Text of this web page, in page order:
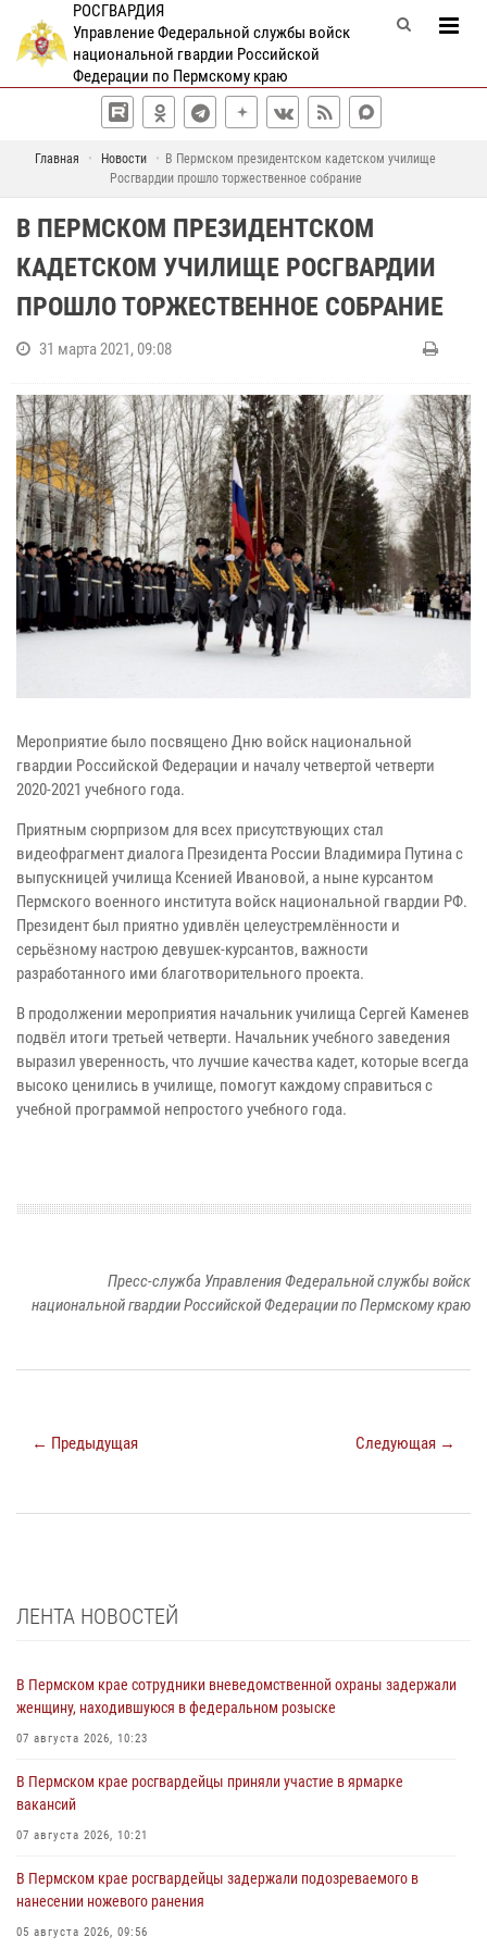
РОСГВАРДИЯ
Управление Федеральной службы войск
национальной гвардии Российской
Федерации по Пермскому краю
Главная Новости
В Пермском президентском кадетском училище
Росгвардии прошло торжественное собрание
В ПЕРМСКОМ ПРЕЗИДЕНТСКОМ
КАДЕТСКОМ УЧИЛИЩЕ РОСГВАРДИИ
ПРОШЛО ТОРЖЕСТВЕННОЕ СОБРАНИЕ
31 марта 2021, 09:08
Мероприятие было посвящено Дню войск национальной
гвардии Российской Федерации и началу четвертой четверти
2020-2021 учебного года.
Приятным сюрпризом для всех присутствующих стал
видеофрагмент диалога Президента России Владимира Путина с
выпускницей училища Ксенией Ивановой, а ныне курсантом
Пермского военного института войск национальной гвардии РФ.
Президент был приятно удивлён целеустремлённости и
серьёзному настрою девушек-курсантов, важности
разработанного ими благотворительного проекта.
В продолжении мероприятия начальник училища Сергей Каменев
подвёл итоги третьей четверти. Начальник учебного заведения
выразил уверенность, что лучшие качества кадет, которые всегда
высоко ценились в училище, помогут каждому справиться с
учебной программой непростого учебного года.
Пресс-служба Управления Федеральной службы войск
национальной гвардии Российской Федерации по Пермскому краю
← Предыдущая Следующая →
ЛЕНТА НОВОСТЕЙ
В Пермском крае сотрудники вневедомственной охраны задержали
женщину, находившуюся в федеральном розыске
07 августа 2026, 10:23
В Пермском крае росгвардейцы приняли участие в ярмарке
вакансий
07 августа 2026, 10:21
В Пермском крае росгвардейцы задержали подозреваемого в
нанесении ножевого ранения
05 августа 2026, 09:56